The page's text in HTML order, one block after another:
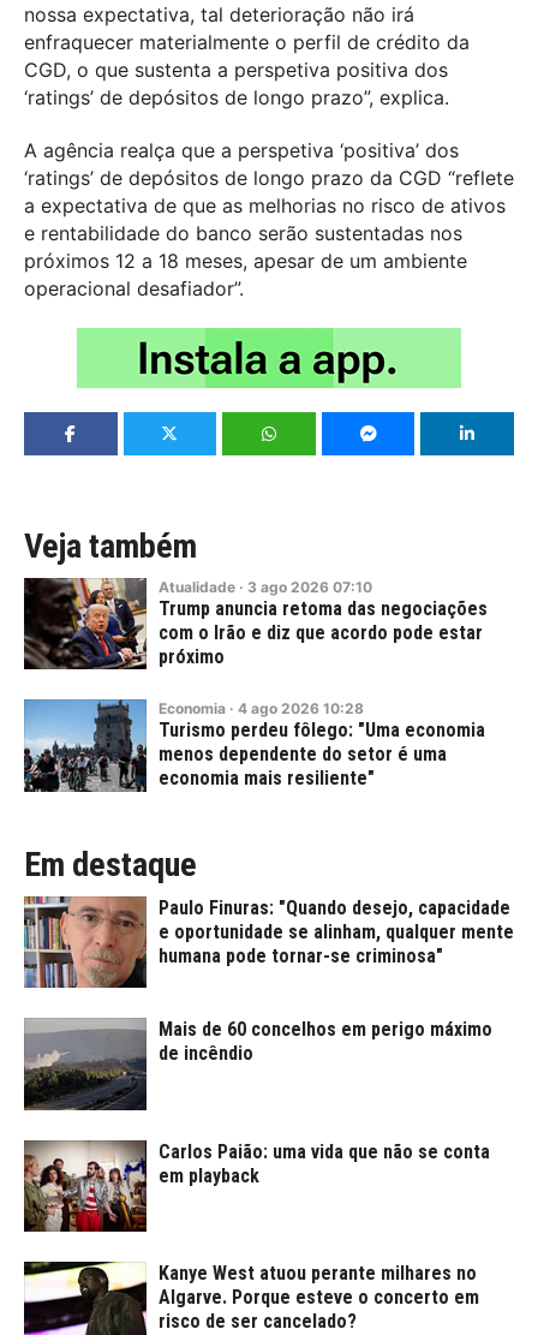
nossa expectativa, tal deterioração não irá
enfraquecer materialmente o perfil de crédito da
CGD, o que sustenta a perspetiva positiva dos
‘ratings’ de depósitos de longo prazo”, explica.
A agência realça que a perspetiva ‘positiva’ dos
‘ratings’ de depósitos de longo prazo da CGD “reflete
a expectativa de que as melhorias no risco de ativos
e rentabilidade do banco serão sustentadas nos
próximos 12 a 18 meses, apesar de um ambiente
operacional desafiador”.
Veja também
Atualidade · 3 ago 2026 07:10
Trump anuncia retoma das negociações
com o Irão e diz que acordo pode estar
próximo
Economia · 4 ago 2026 10:28
Turismo perdeu fôlego: "Uma economia
menos dependente do setor é uma
economia mais resiliente"
Em destaque
Paulo Finuras: "Quando desejo, capacidade
e oportunidade se alinham, qualquer mente
humana pode tornar-se criminosa"
Mais de 60 concelhos em perigo máximo
de incêndio
Carlos Paião: uma vida que não se conta
em playback
Kanye West atuou perante milhares no
Algarve. Porque esteve o concerto em
risco de ser cancelado?